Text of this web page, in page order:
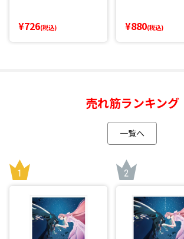
¥726(税込) ¥880(税込)
売れ筋ランキング
一覧へ